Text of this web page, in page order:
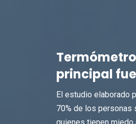
principal
El estudio elaborado
70% de los personas